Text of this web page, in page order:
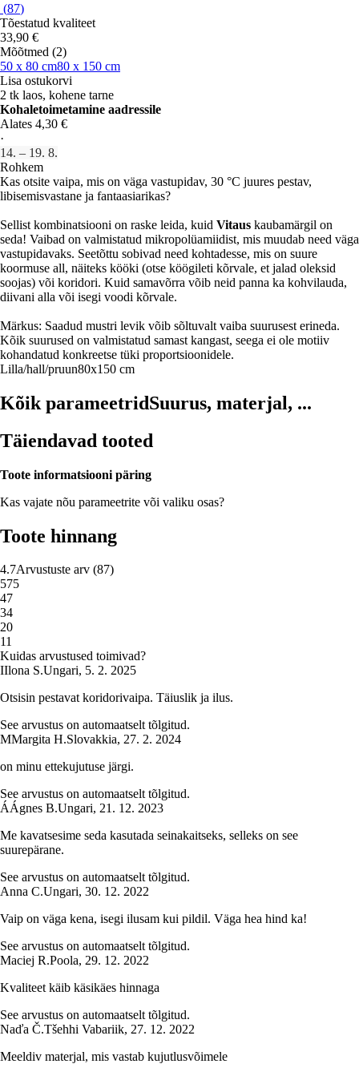
(87)
Tõestatud kvaliteet
33,90 €
Mõõtmed (2)
50 x 80 cm80 x 150 cm
Lisa ostukorvi
2 tk laos, kohene tarne
Kohaletoimetamine aadressile
Alates 4,30 €
·
14. – 19. 8.
Rohkem
Kas otsite vaipa, mis on väga vastupidav, 30 °C juures pestav,
libisemisvastane ja fantaasiarikas?
Sellist kombinatsiooni on raske leida, kuid Vitaus kaubamärgil on
seda! Vaibad on valmistatud mikropolüamiidist, mis muudab need väga
vastupidavaks. Seetõttu sobivad need kohtadesse, mis on suure
koormuse all, näiteks kööki (otse köögileti kõrvale, et jalad oleksid
soojas) või koridori. Kuid samavõrra võib neid panna ka kohvilauda,
diivani alla või isegi voodi kõrvale.
Märkus: Saadud mustri levik võib sõltuvalt vaiba suurusest erineda.
Kõik suurused on valmistatud samast kangast, seega ei ole motiiv
kohandatud konkreetse tüki proportsioonidele.
Lilla/hall/pruun80x150 cm
Kõik parameetridSuurus, materjal, ...
Täiendavad tooted
Toote informatsiooni päring
Kas vajate nõu parameetrite või valiku osas?
Toote hinnang
4.7Arvustuste arv (87)
575
47
34
20
11
Kuidas arvustused toimivad?
IIlona S.Ungari, 5. 2. 2025
Otsisin pestavat koridorivaipa. Täiuslik ja ilus.
See arvustus on automaatselt tõlgitud.
MMargita H.Slovakkia, 27. 2. 2024
on minu ettekujutuse järgi.
See arvustus on automaatselt tõlgitud.
ÁÁgnes B.Ungari, 21. 12. 2023
Me kavatsesime seda kasutada seinakaitseks, selleks on see
suurepärane.
See arvustus on automaatselt tõlgitud.
Anna C.Ungari, 30. 12. 2022
Vaip on väga kena, isegi ilusam kui pildil. Väga hea hind ka!
See arvustus on automaatselt tõlgitud.
Maciej R.Poola, 29. 12. 2022
Kvaliteet käib käsikäes hinnaga
See arvustus on automaatselt tõlgitud.
Naďa Č.Tšehhi Vabariik, 27. 12. 2022
Meeldiv materjal, mis vastab kujutlusvõimele